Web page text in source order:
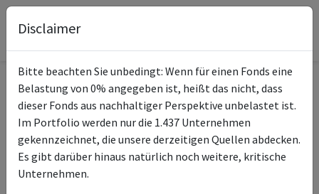
Informationen zum Fonds
Name
Invesco S&P 500 Equal
Weight UCITS ETF Acc
ISIN des Fonds
Disclaimer
Bitte beachten Sie unbedingt: Wenn für einen Fonds eine
Belastung von 0% angegeben ist, heißt das nicht, dass
dieser Fonds aus nachhaltiger Perspektive unbelastet ist.
Im Portfolio werden nur die 1.437 Unternehmen
gekennzeichnet, die unsere derzeitigen Quellen abdecken.
Es gibt darüber hinaus natürlich noch weitere, kritische
Unternehmen.